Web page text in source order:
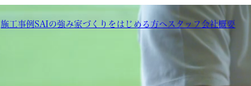
施工事例SAIの強み家づくりをはじめる方へ スタッフ会社概要